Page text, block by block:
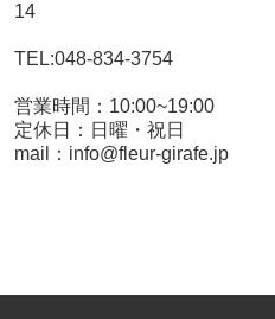
14
TEL:048-834-3754
営業時間：10:00~19:00
定休日：日曜・祝日
mail：info@fleur-girafe.jp